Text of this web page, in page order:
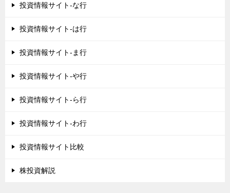
投資情報サイト-な行
投資情報サイト-は行
投資情報サイト-ま行
投資情報サイト-や行
投資情報サイト-ら行
投資情報サイト-わ行
投資情報サイト比較
株投資解説